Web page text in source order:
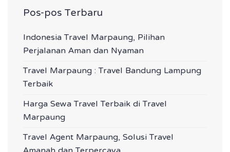
Pos-pos Terbaru
Indonesia Travel Marpaung, Pilihan
Perjalanan Aman dan Nyaman
Travel Marpaung : Travel Bandung Lampung
Terbaik
Harga Sewa Travel Terbaik di Travel
Marpaung
Travel Agent Marpaung, Solusi Travel